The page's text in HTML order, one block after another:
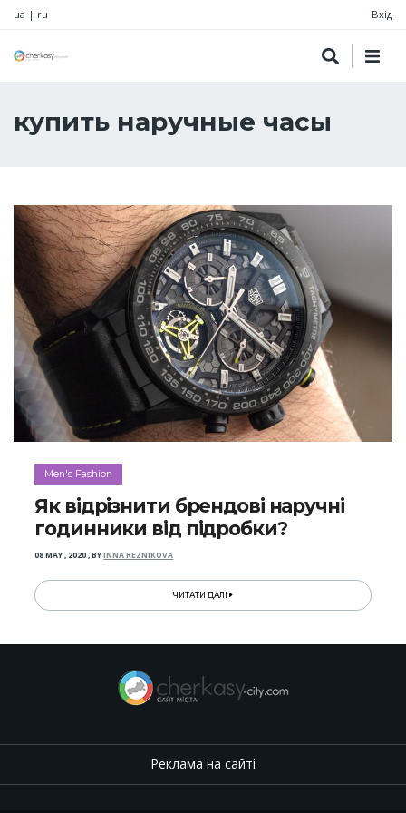
ua | ru Вхід
купить наручные часы
Men's Fashion
Як відрізнити брендові наручні
годинники від підробки?
08 MAY , 2020,BYINNA REZNIKOVA
ЧИТАТИ ДАЛІ
Реклама на сайті